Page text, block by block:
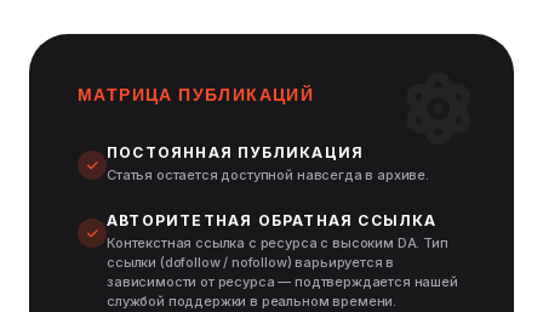
МАТРИЦА ПУБЛИКАЦИЙ
ПОСТОЯННАЯ ПУБЛИКАЦИЯ
Статья остается доступной навсегда в архиве.
АВТОРИТЕТНАЯ ОБРАТНАЯ ССЫЛКА
Контекстная ссылка с ресурса с высоким DA. Тип
ссылки (dofollow / nofollow) варьируется в
зависимости от ресурса — подтверждается нашей
службой поддержки в реальном времени.